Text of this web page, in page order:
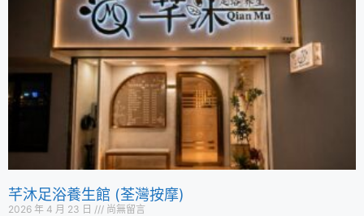
芊沐足浴養生館 (荃灣按摩)
2026 年 4 月 23 日 尚無留言